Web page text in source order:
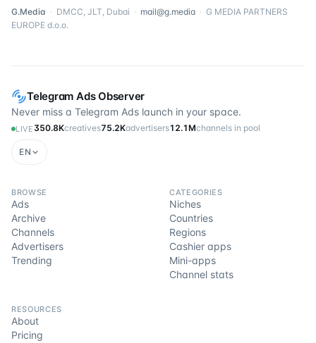
Telegram Ads Observer
Never miss a Telegram Ads launch in your space.
LIVE 350.8Kcreatives75.2Kadvertisers12.1Mchannels in pool
EN
BROWSE
Ads
Archive
Channels
Advertisers
Trending
CATEGORIES
Niches
Countries
Regions
Cashier apps
Mini-apps
Channel stats
RESOURCES
About
Pricing
G.Media · DMCC, JLT, Dubai · mail@g.media · G MEDIA PARTNERS
EUROPE d.o.o.